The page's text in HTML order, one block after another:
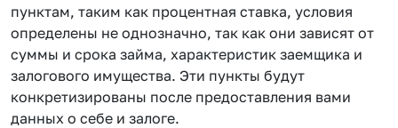
пунктам, таким как процентная ставка, условия
определены не однозначно, так как они зависят от
суммы и срока займа, характеристик заемщика и
залогового имущества. Эти пункты будут
конкретизированы после предоставления вами
данных о себе и залоге.